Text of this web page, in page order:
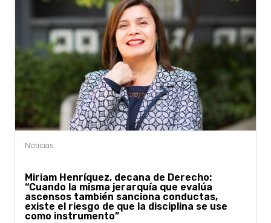
Miriam Henríquez, decana de Derecho:
“Cuando la misma jerarquía que evalúa
ascensos también sanciona conductas,
existe el riesgo de que la disciplina se use
como instrumento”